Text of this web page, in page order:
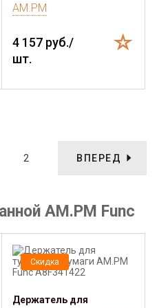
AM.PM
4 157 руб./
шт.
2 ВПЕРЕД
AM.PM Func
Скидка
Держатель для